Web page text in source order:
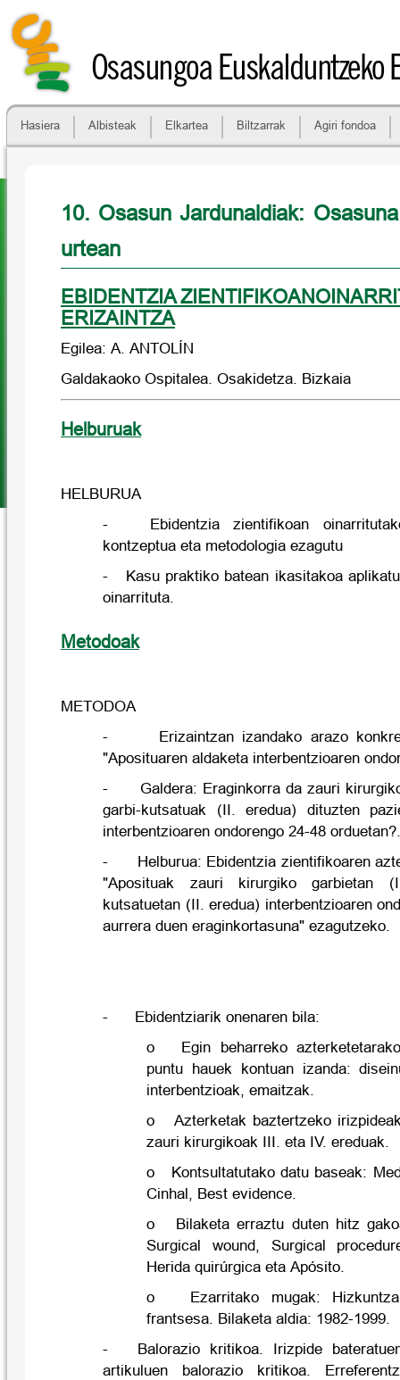
Osasungoa Euskalduntzeko
Hasiera Albisteak Elkartea Biltzarrak Agiri fondoa
10. Osasun Jardunaldiak:
urtean
EBIDENTZIA
ERIZAINTZA
Egilea: A. ANTOLÍN
Galdakaoko Ospitalea. Osakidetza. Bizkaia
Helburuak
HELBURUA
- Ebidentzia zientifikoan
kontzeptua eta metodologia ezagutu
- Kasu praktiko batean ikasitakoa
oinarrituta.
Metodoak
METODOA
- Erizaintzan izandako arazo
"Aposituaren aldaketa interbentzioaren
- Galdera: Eraginkorra da zauri
garbi-kutsatuak (II. eredua) dituzten
interbentzioaren ondorengo 24-48
- Helburua: Ebidentzia zientifikoaren
"Aposituak zauri kirurgiko garbietan
kutsatuetan (II. eredua) interbentzioaren
aurrera duen eraginkortasuna" ezagutzeko.
- Ebidentziarik onenaren bila:
o Egin beharreko
puntu hauek kontuan izanda:
interbentzioak, emaitzak.
o Azterketak baztertzeko
zauri kirurgikoak III. eta IV. ereduak.
o Kontsultatutako datu baseak:
Cinhal, Best evidence.
o Bilaketa erraztu duten hitz
Surgical wound, Surgical
Herida quirúrgica eta Apósito.
o Ezarritako mugak: Hizkuntza:
frantsesa. Bilaketa aldia: 1982-1999.
- Balorazio kritikoa. Irizpide
artikuluen balorazio kritikoa.